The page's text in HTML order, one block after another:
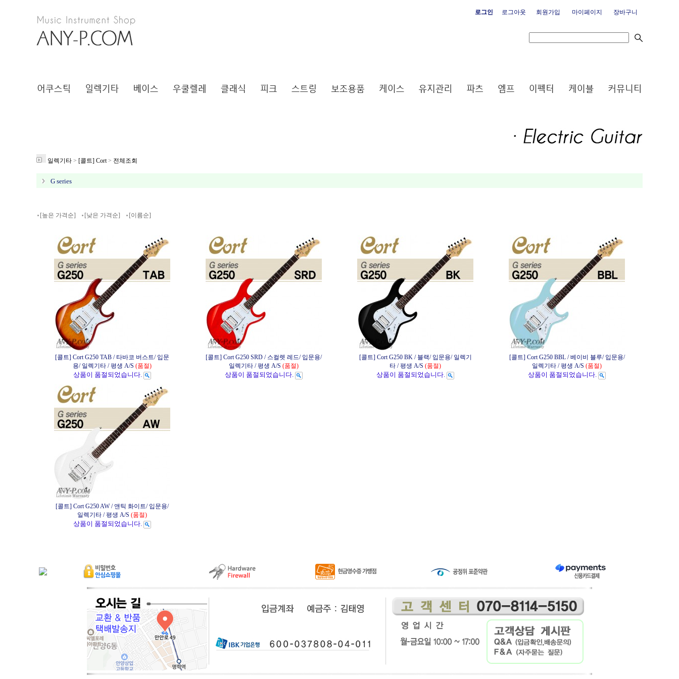
로그인 로그아웃 회원가입 마이페이지 장바구니
일렉기타 > [콜트] Cort> 전체조회
G series
[높은 가격순] [낮은 가격순] [이름순]
[콜트] Cort G250 TAB / 타바코 버스트/ 입문
용/ 일렉기타 / 평생 A/S (품절)
상품이 품절되었습니다.
[콜트] Cort G250 SRD / 스컬렛 레드/ 입문용/
일렉기타 / 평생 A/S (품절)
상품이 품절되었습니다.
[콜트] Cort G250 BK / 블랙/ 입문용/ 일렉기
타 / 평생 A/S (품절)
상품이 품절되었습니다.
[콜트] Cort G250 BBL / 베이비 블루/ 입문용/
일렉기타 / 평생 A/S (품절)
상품이 품절되었습니다.
[콜트] Cort G250 AW / 앤틱 화이트/ 입문용/
일렉기타 / 평생 A/S (품절)
상품이 품절되었습니다.